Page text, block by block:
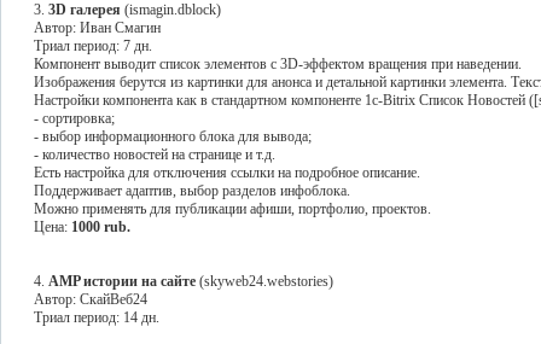
3. 3D галерея (ismagin.dblock)
Автор: Иван Смагин
Триал период: 7 дн.
Компонент выводит список элементов с 3D-эффектом вращения при наведении.
Изображения берутся из картинки для анонса и детальной картинки элемента.
Настройки компонента как в стандартном компоненте 1с-Bitrix Список Новостей
- сортировка;
- выбор информационного блока для вывода;
- количество новостей на странице и т.д.
Есть настройка для отключения ссылки на подробное описание.
Поддерживает адаптив, выбор разделов инфоблока.
Можно применять для публикации афиши, портфолио, проектов.
Цена: 1000 rub.
4. AMP истории на сайте (skyweb24.webstories)
Автор: СкайВеб24
Триал период: 14 дн.